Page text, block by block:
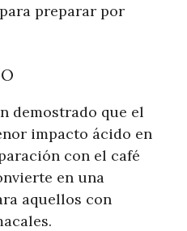
preparar por
demostrado que el
impacto ácido en
con el café
en una
aquellos con